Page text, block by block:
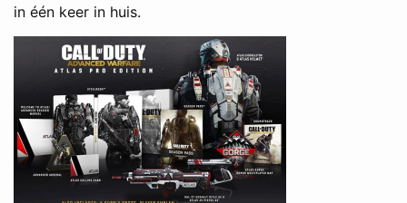
in één keer in huis.